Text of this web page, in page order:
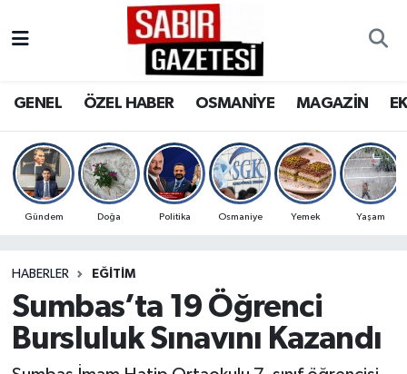
GENEL ÖZEL HABER OSMANİYE MAGAZİN
Gündem Doğa Politika Osmaniye Yemek Yaşam
HABERLER EĞITIM
Sumbas’ta 19 Öğrenci
Bursluluk Sınavını Kazandı
OSMANİYE
MAGAZİN
SPOR
RESMİ İLANLAR
Osmaniye Nöbetçi Eczaneler
Osmaniye Trafik Yoğunluk Haritası
Süper Lig Puan Durumu ve Fikstür
Son Dakika Haberleri
Haber Arşivi